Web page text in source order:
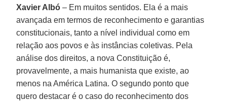
Xavier Albó – Em muitos sentidos. Ela é a mais
avançada em termos de reconhecimento e garantias
constitucionais, tanto a nível individual como em
relação aos povos e às instâncias coletivas. Pela
análise dos direitos, a nova Constituição é,
provavelmente, a mais humanista que existe, ao
menos na América Latina. O segundo ponto que
quero destacar é o caso do reconhecimento dos